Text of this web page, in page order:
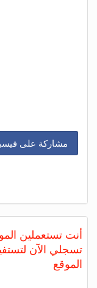
مشاركة على
أنت تستعملين
تسجلي الآن
الموقع